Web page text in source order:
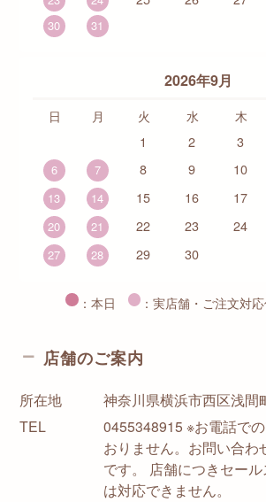
30 31
2026年9月
日 月 火 水 木
1
2 3
6 7 8 9 10
13 14 15 16 17
20 21 22 23 24
27 28 29 30
：本日 ：実店舗・ご注文対
店舗のご案内
所在地
神奈川県横浜市西区浅間
TEL
0455348915 ※お電話で
おりません。お問い合わ
です。 店舗につきセー
は対応できません。